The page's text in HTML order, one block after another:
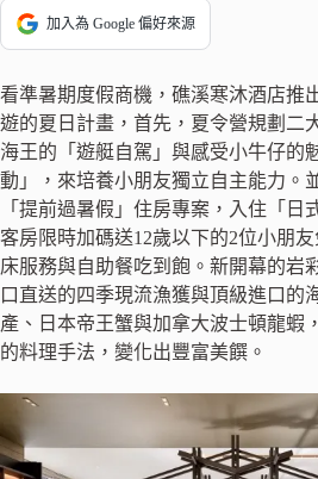
加入為 Google 偏好來源
看準暑期度假商機，礁溪寒沐酒店推
遊的夏日計畫，首先，夏令營規劃二
海王的「遊艇自駕」與感受小牛仔的
動」，來培養小朋友獨立自主能力。
「提前過暑假」住房專案，入住「日
客房限時加碼送12歲以下的2位小朋
床服務與自助餐吃到飽。新開幕的岩
口直送的四季現流漁獲與頂級進口的
產、日本帝王蟹與加拿大波士頓龍蝦
的料理手法，變化出豐富美饌。